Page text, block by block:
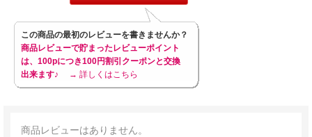
この商品の最初のレビューを書きませんか？
商品レビューで貯まったレビューポイント
は、100pにつき100円割引クーポンと交換
出来ます♪
→ 詳しくはこちら
商品レビューはありません。